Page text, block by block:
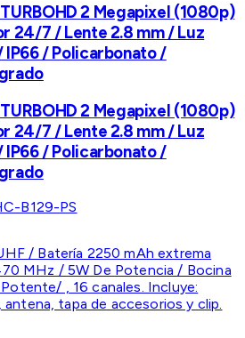
2 Megapixel (1080p)
24/7 / Lente 2.8 mm / Luz
IP66 / Policarbonato /
2 Megapixel (1080p)
24/7 / Lente 2.8 mm / Luz
IP66 / Policarbonato /
B129-PS